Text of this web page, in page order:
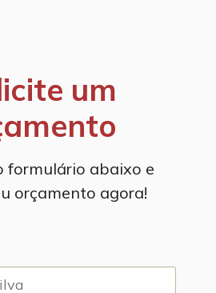
um
formulário abaixo e
orçamento agora!